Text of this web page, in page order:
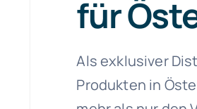
für
Als exklusiver
Produkten in